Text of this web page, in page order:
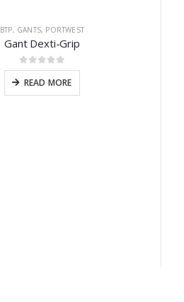
BTP, GANTS, PORTWEST
Gant Dexti-Grip
0sur 5
READ MORE